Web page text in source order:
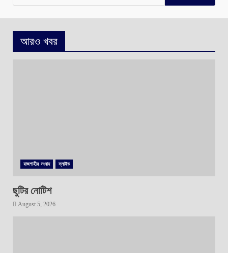
for:
আরও খবর
রাজশাহীর সংবাদ স্লাইড
ছুটির নোটিশ
August 5, 2026